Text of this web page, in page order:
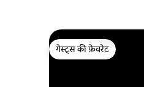
गेस्ट्स की फ़ेवरेट
गेस्ट्स की फ़ेवरेट